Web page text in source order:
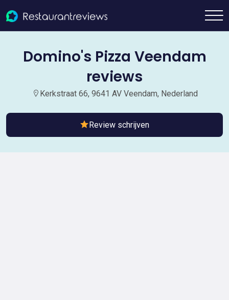
Domino's Pizza Veendam
reviews
Kerkstraat 66, 9641 AV Veendam, Nederland
Review schrijven